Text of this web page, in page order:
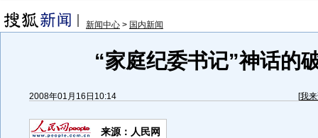
新闻中心 > 国内新闻
“家庭纪委书记”神话的
2008年01月16日10:14 [我
来源：人民网